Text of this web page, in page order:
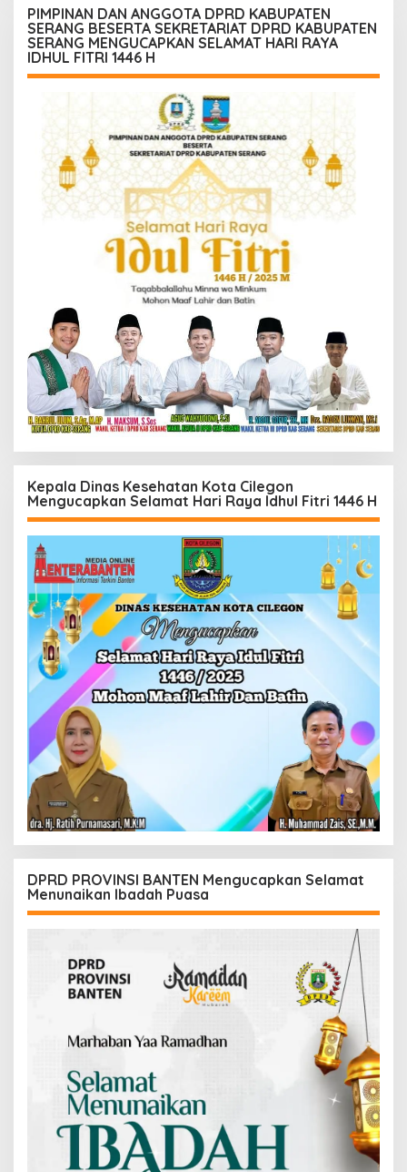
PIMPINAN DAN ANGGOTA DPRD KABUPATEN
SERANG BESERTA SEKRETARIAT DPRD KABUPATEN
SERANG MENGUCAPKAN SELAMAT HARI RAYA
IDHUL FITRI 1446 H
Kepala Dinas Kesehatan Kota Cilegon
Mengucapkan Selamat Hari Raya Idhul Fitri 1446 H
DPRD PROVINSI BANTEN Mengucapkan Selamat
Menunaikan Ibadah Puasa